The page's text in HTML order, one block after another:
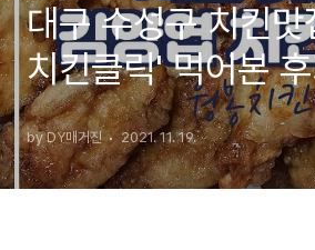
대구 수성구 치킨
치킨클릭' 먹어본
by DY매거진 2021. 11. 19.